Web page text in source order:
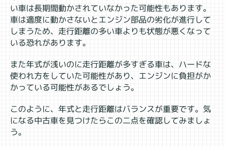
い車は長期間動かされていなかった可能性もあります。
車は適度に動かさないとエンジン部品の劣化が進行して
しまうため、走行距離の多い車よりも状態が悪くなって
いる恐れがあります。
また年式が浅いのに走行距離が多すぎる車は、ハードな
使われ方をしていた可能性があり、エンジンに負担がか
かっている可能性があるでしょう。
このように、年式と走行距離はバランスが重要です。気
になる中古車を見つけたらこの二点を確認してみましょ
う。